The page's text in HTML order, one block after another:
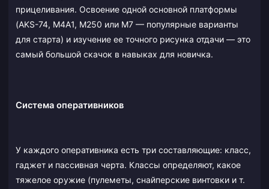
прицеливания. Освоение одной основной платформы
(AKS-74, M4A1, M250 или M7 — популярные варианты
для старта) и изучение ее точного рисунка отдачи — это
самый большой скачок в навыках для новичка.
Система оперативников
У каждого оперативника есть три составляющие: класс,
гаджет и пассивная черта. Классы определяют, какое
тяжелое оружие (пулеметы, снайперские винтовки и т.